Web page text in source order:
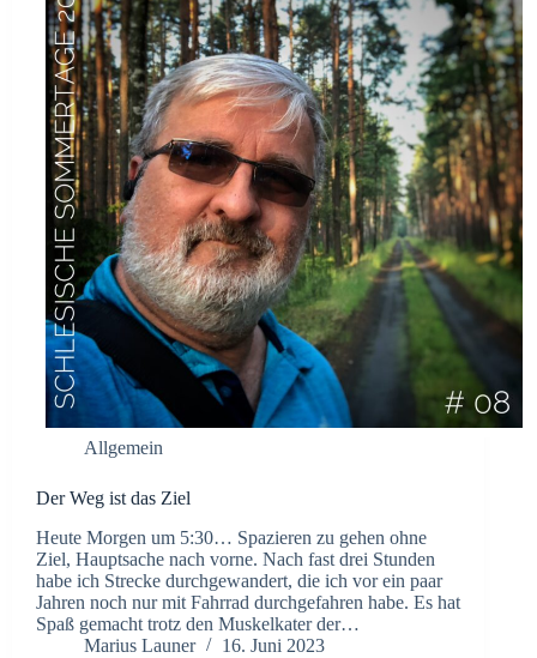
Allgemein
Der Weg ist das Ziel
Heute Morgen um 5:30… Spazieren zu gehen ohne
Ziel, Hauptsache nach vorne. Nach fast drei Stunden
habe ich Strecke durchgewandert, die ich vor ein paar
Jahren noch nur mit Fahrrad durchgefahren habe. Es hat
Spaß gemacht trotz den Muskelkater der…
Marius Launer
16. Juni 2023